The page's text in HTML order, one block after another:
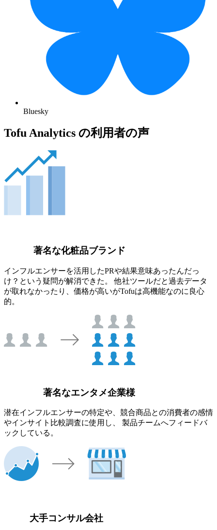
Bluesky
Tofu Analytics の利用者の声
著名な化粧品ブランド
インフルエンサーを活用したPRや結果意味あったんだっ
け？という疑問が解消できた。 他社ツールだと過去データ
が取れなかったり、価格が高いがTofuは高機能なのに良心
的。
著名なエンタメ企業様
潜在インフルエンサーの特定や、競合商品との消費者の感情
やインサイト比較調査に使用し、 製品チームへフィードバ
ックしている。
大手コンサル会社